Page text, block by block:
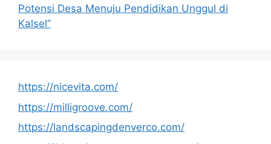
Potensi Desa Menuju Pendidikan Unggul di
Kalsel”
https://nicevita.com/
https://milligroove.com/
https://landscapingdenverco.com/